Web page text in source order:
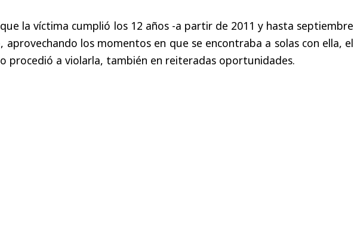
la víctima cumplió los 12 años -a partir de 2011 y hasta septiembre
aprovechando los momentos en que se encontraba a solas con ella, el
procedió a violarla, también en reiteradas oportunidades.